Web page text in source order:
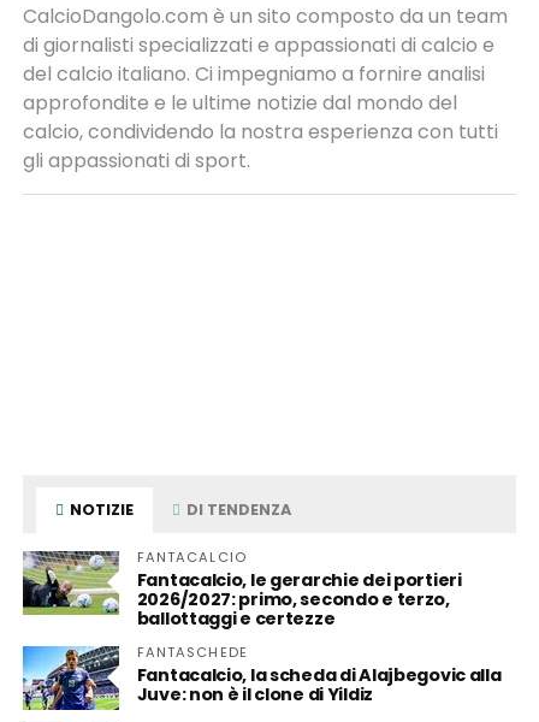
CalcioDangolo.com è un sito composto da un team
di giornalisti specializzati e appassionati di calcio e
del calcio italiano. Ci impegniamo a fornire analisi
approfondite e le ultime notizie dal mondo del
calcio, condividendo la nostra esperienza con tutti
gli appassionati di sport.
NOTIZIE DI TENDENZA
FANTACALCIO
Fantacalcio, le gerarchie dei portieri
2026/2027: primo, secondo e terzo,
ballottaggi e certezze
FANTASCHEDE
Fantacalcio, la scheda di Alajbegovic alla
Juve: non è il clone di Yildiz